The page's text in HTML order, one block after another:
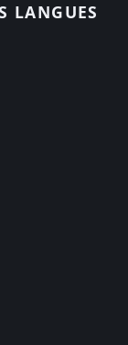
LANGUES